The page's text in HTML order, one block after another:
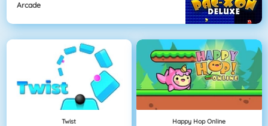
Arcade
Twist Happy Hop Online